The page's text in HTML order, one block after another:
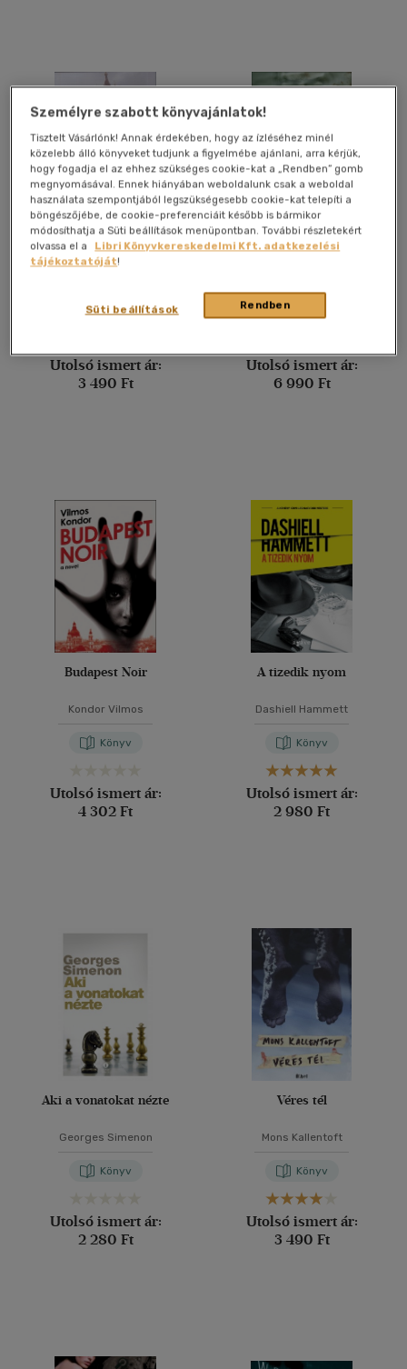
Magyar(8108)
Amerikai angol(3)
Angol (1489)
Angol-amerikai(1)
Dán(1)
Francia(45)
Holland(5)
Vélemény szerint
Hóvirágok
Könyv
Utolsó ismert ár:
3 490 Ft
Inferno
Könyv
Utolsó ismert ár:
6 990 Ft
Budapest Noir
Kondor Vilmos
Könyv
Utolsó ismert ár:
4 302 Ft
A tizedik nyom
Dashiell Hammett
Könyv
Utolsó ismert ár:
2 980 Ft
Aki a vonatokat nézte
Georges Simenon
Könyv
Utolsó ismert ár:
2 280 Ft
Véres tél
Mons Kallentoft
Könyv
Utolsó ismert ár:
3 490 Ft
Személyre szabott könyvajánlatok!
Tisztelt Vásárlónk! Annak érdekében, hogy az ízléséhez minél
közelebb álló könyveket tudjunk a figyelmébe ajánlani, arra kérjük,
hogy fogadja el az ehhez szükséges cookie-kat a „Rendben” gomb
megnyomásával. Ennek hiányában weboldalunk csak a weboldal
használata szempontjából legszükségesebb cookie-kat telepíti a
böngészőjébe, de cookie-preferenciáit később is bármikor
módosíthatja a Süti beállítások menüpontban. További részletekért
olvassa el a
Libri Könyvkereskedelmi Kft. adatkezelési
tájékoztatóját!
Rendben
Süti beállítások